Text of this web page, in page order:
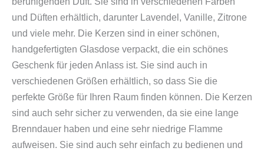
und Düften erhältlich, darunter Lavendel, Vanille, Zitrone
und viele mehr. Die Kerzen sind in einer schönen,
handgefertigten Glasdose verpackt, die ein schönes
Geschenk für jeden Anlass ist. Sie sind auch in
verschiedenen Größen erhältlich, so dass Sie die
perfekte Größe für Ihren Raum finden können. Die Kerzen
sind auch sehr sicher zu verwenden, da sie eine lange
Brenndauer haben und eine sehr niedrige Flamme
aufweisen. Sie sind auch sehr einfach zu bedienen und